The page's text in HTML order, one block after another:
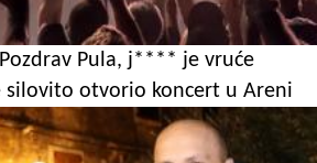
Pula, j**** je vruće
silovito otvorio koncert u Areni